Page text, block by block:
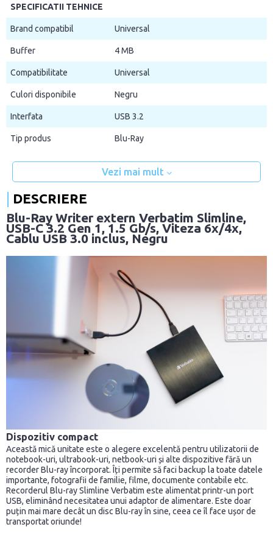
SPECIFICATII TEHNICE
Brand compatibil Universal
Buffer 4 MB
Compatibilitate Universal
Culori disponibile Negru
Interfata USB 3.2
Tip produs Blu-Ray
Vezi mai mult
DESCRIERE
Blu-Ray Writer extern Verbatim Slimline,
USB-C 3.2 Gen 1, 1.5 Gb/s, Viteza 6x/4x,
Cablu USB 3.0 inclus, Negru
Dispozitiv compact
Această mică unitate este o alegere excelentă pentru utilizatorii de
notebook-uri, ultrabook-uri, netbook-uri și alte dispozitive fără un
recorder Blu-ray încorporat. Îți permite să faci backup la toate datele
importante, fotografii de familie, filme, documente contabile etc.
Recorderul Blu-ray Slimline Verbatim este alimentat printr-un port
USB, eliminând necesitatea unui adaptor de alimentare. Este doar
puțin mai mare decât un disc Blu-ray în sine, ceea ce îl face ușor de
transportat oriunde!